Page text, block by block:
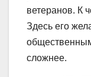
ветеранов. К
Здесь его
сложнее.